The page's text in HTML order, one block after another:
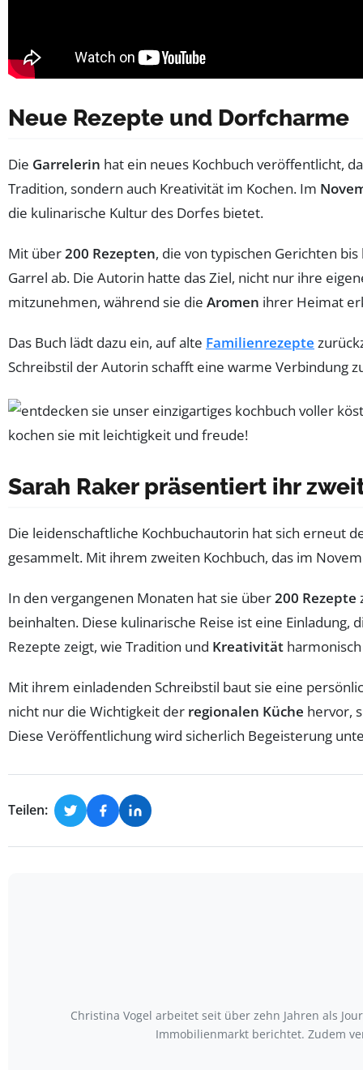
Neue Rezepte und Dorfcharme
Die Garrelerin hat ein neues Kochbuch veröffentlicht,
Tradition, sondern auch Kreativität im Kochen. Im
die kulinarische Kultur des Dorfes bietet.
Mit über200 Rezepten, die von typischen Gerichten
Garrel ab. Die Autorin hatte das Ziel, nicht nur ihre
mitzunehmen, während sie die Aromen ihrer Heimat
Das Buch lädt dazu ein, auf alte Familienrezepte
Schreibstil der Autorin schafft eine warme Verbindung
Sarah Raker präsentiert ihr
Die leidenschaftliche Kochbuchautorin hat sich erneut
gesammelt. Mit ihrem zweiten Kochbuch, das im
In den vergangenen Monaten hat sie über200 Rezepte
beinhalten. Diese kulinarische Reise ist eine Einladung,
Rezepte zeigt, wie Tradition und Kreativität
Mit ihrem einladenden Schreibstil baut sie eine
nicht nur die Wichtigkeit der regionalen Küche hervor,
Diese Veröffentlichung wird sicherlich Begeisterung
Teilen:
Christina Vogel arbeitet seit über zehn Jahren als
Immobilienmarkt berichtet. Zudem